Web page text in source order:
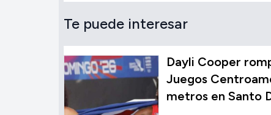
Te puede interesar
Dayli Cooper
Juegos
metros en Santo